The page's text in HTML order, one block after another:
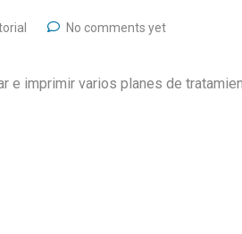
No comments yet
e imprimir varios planes de